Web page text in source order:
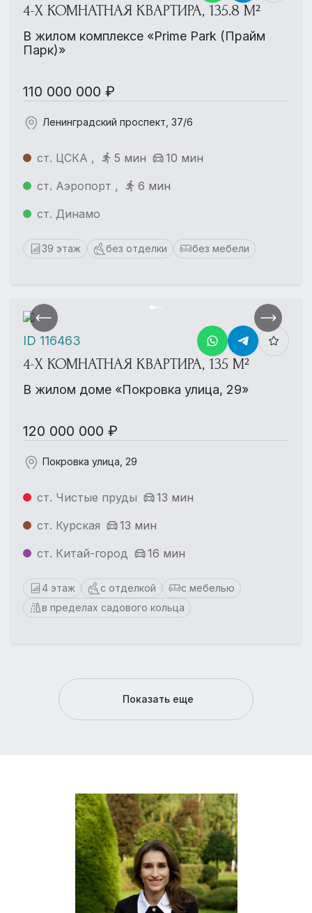
4-Х КОМНАТНАЯ КВАРТИРА, 135.8 М²
В жилом комплексе «Prime Park (Прайм
Парк)»
110 000 000 ₽
Ленинградский проспект, 37/6
ст. ЦСКА , 5 мин
10 мин
ст. Аэропорт ,
6 мин
ст. Динамо
39 этаж без отделки без мебели
4-Х КОМНАТНАЯ КВАРТИРА, 135 М²
В жилом доме «Покровка улица, 29»
120 000 000 ₽
Покровка улица, 29
ст. Чистые пруды
13 мин
ст. Курская
13 мин
ст. Китай-город
16 мин
4 этаж с отделкой
с мебелью
в пределах садового кольца
ID 116463
Показать еще